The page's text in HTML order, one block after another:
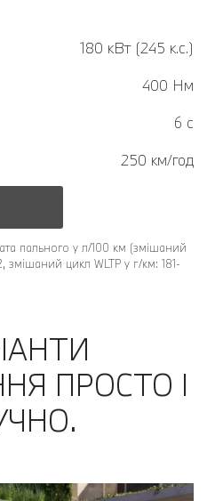
180 кВт (245 к.с.)
400 Нм
6 с
250 км/год
пального у л/100 км (змішаний
змішаний цикл WLTP у г/км: 181-
ПРОСТО І